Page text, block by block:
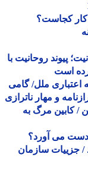
کجاست؟
روحانیت با
است
ملل/ گامی
و مهار ناترازی
مرگ به
می آورد؟
مرداد / جزییات سازمان